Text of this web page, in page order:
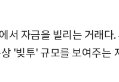
서 자금을 빌리는 거래다.
'빚투' 규모를 보여주는